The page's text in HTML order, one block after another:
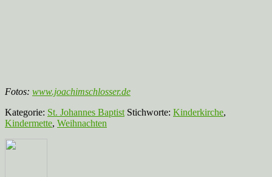
Fotos: www.joachimschlosser.de
Kategorie: St. Johannes Baptist Stichworte: Kinderkirche,
Kindermette, Weihnachten